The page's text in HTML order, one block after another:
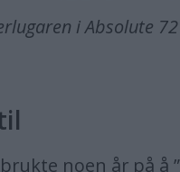
i Absolute
noen år på å